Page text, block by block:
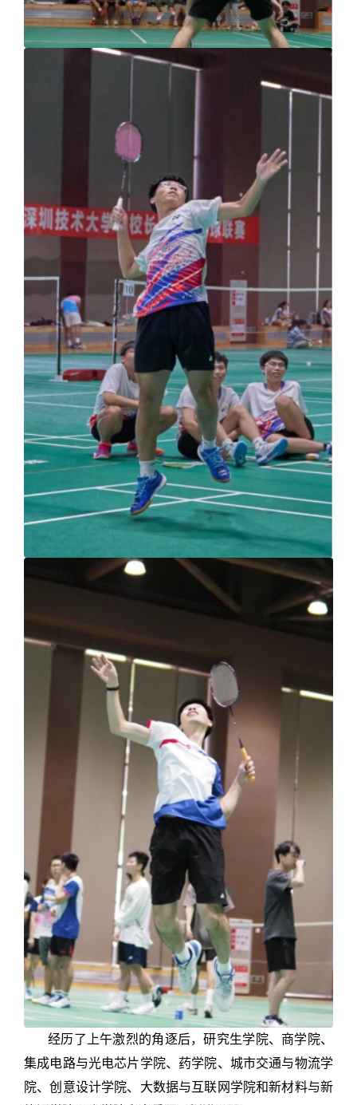
经历了上午激烈的角逐后，研究生学院、商学院、
集成电路与光电芯片学院、药学院、城市交通与物流学
院、创意设计学院、大数据与互联网学院和新材料与新